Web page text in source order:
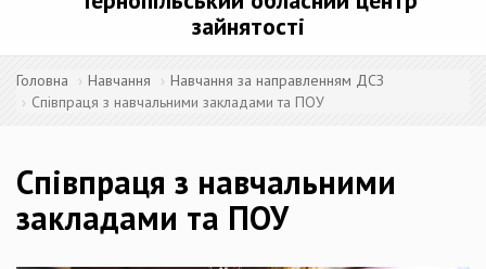
зайнятості
Головна Навчання
Навчання за направленням ДСЗ
Співпраця з навчальними закладами та ПОУ
Співпраця з навчальними
закладами та ПОУ